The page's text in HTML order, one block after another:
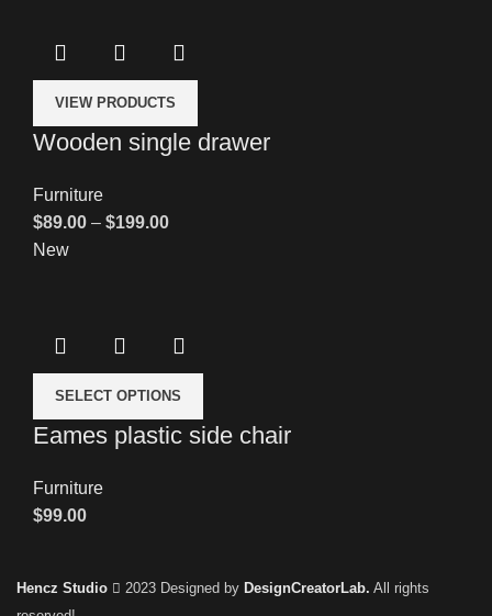
VIEW PRODUCTS
Wooden single drawer
Furniture
$89.00 – $199.00
New
SELECT OPTIONS
Eames plastic side chair
Furniture
$99.00
Hencz Studio 2023 Designed by DesignCreatorLab. All rights